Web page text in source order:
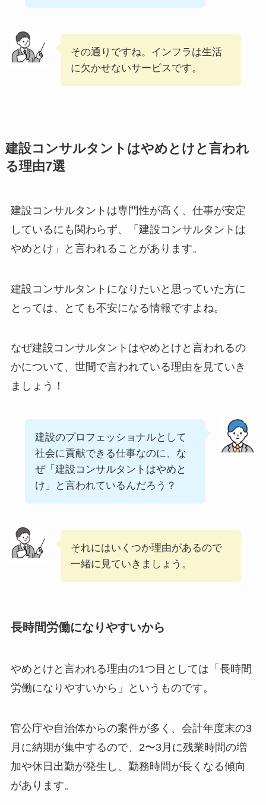
その通りですね。インフラは生活
に欠かせないサービスです。
建設コンサルタントはやめとけと言われ
る理由7選
建設コンサルタントは専門性が高く、仕事が安定
しているにも関わらず、「建設コンサルタントは
やめとけ」と言われることがあります。
建設コンサルタントになりたいと思っていた方に
とっては、とても不安になる情報ですよね。
なぜ建設コンサルタントはやめとけと言われるの
かについて、世間で言われている理由を見ていき
ましょう！
建設のプロフェッショナルとして
社会に貢献できる仕事なのに、な
ぜ「建設コンサルタントはやめと
け」と言われているんだろう？
それにはいくつか理由があるので
一緒に見ていきましょう。
長時間労働になりやすいから
やめとけと言われる理由の1つ目としては「長時間
労働になりやすいから」というものです。
官公庁や自治体からの案件が多く、会計年度末の3
月に納期が集中するので、2〜3月に残業時間の増
加や休日出勤が発生し、勤務時間が長くなる傾向
があります。